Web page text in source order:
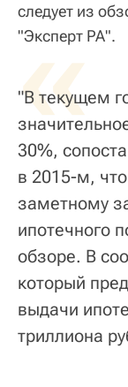
следует из
"Эксперт РА".
«
"В текущем
30%,
в 2015-м,
заметному
ипотечного
обзоре. В
который
выдачи
триллиона